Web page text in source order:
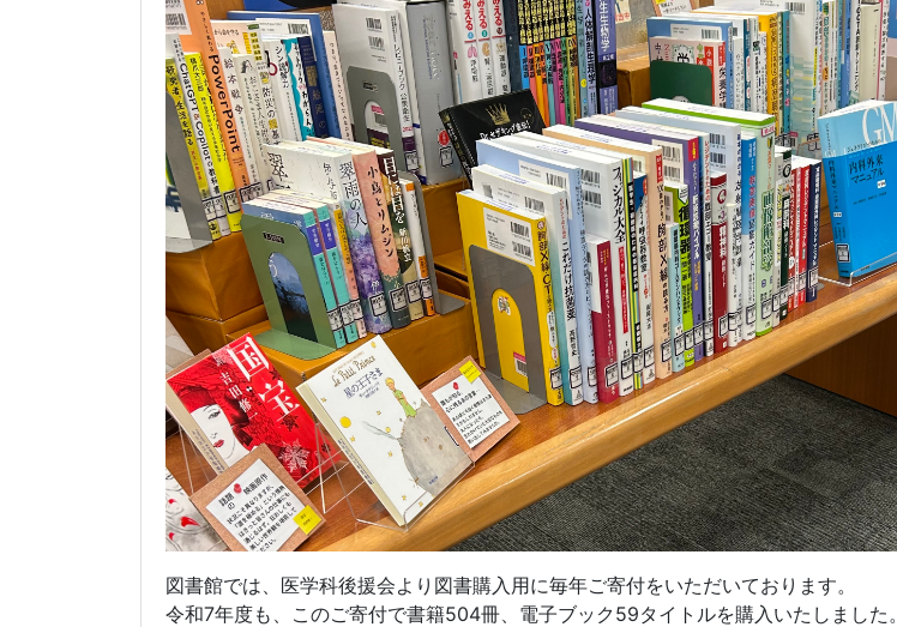
図書館では、医学科後援会より図書購入用に毎年ご寄付をいただいております。
令和7年度も、このご寄付で書籍504冊、電子ブック59タイトルを購入いたしました。